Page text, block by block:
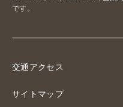
です。
交通アクセス
サイトマップ